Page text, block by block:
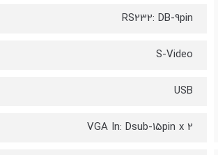
RS232: DB-9pin
S-Video
USB
VGA In: Dsub-15pin x 2